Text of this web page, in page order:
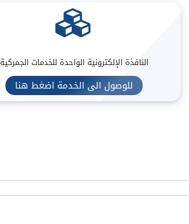
النافذة الإلكترونية الواحدة للخدمات الجمركية
للوصول الى الخدمة اضغط هنا